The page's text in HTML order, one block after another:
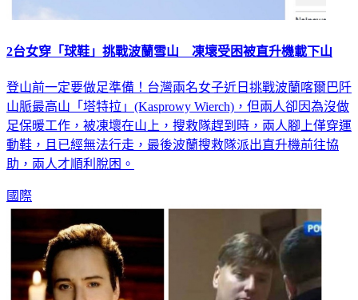
2台女穿「球鞋」挑戰波蘭雪山 凍壞受困被直升機載下山
登山前一定要做足準備！台灣兩名女子近日挑戰波蘭喀爾巴阡
山脈最高山「塔特拉」(Kasprowy Wierch)，但兩人卻因為沒做
足保暖工作，被凍壞在山上，搜救隊趕到時，兩人腳上僅穿運
動鞋，且已經無法行走，最後波蘭搜救隊派出直升機前往協
助，兩人才順利脫困。
國際